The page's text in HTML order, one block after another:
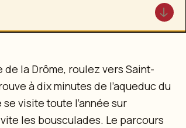
↓
la Drôme, roulez vers Saint-
à dix minutes de l’aqueduc du
visite toute l’année sur
les bousculades. Le parcours